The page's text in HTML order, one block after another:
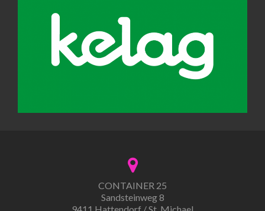
CONTAINER 25
Sandsteinweg 8